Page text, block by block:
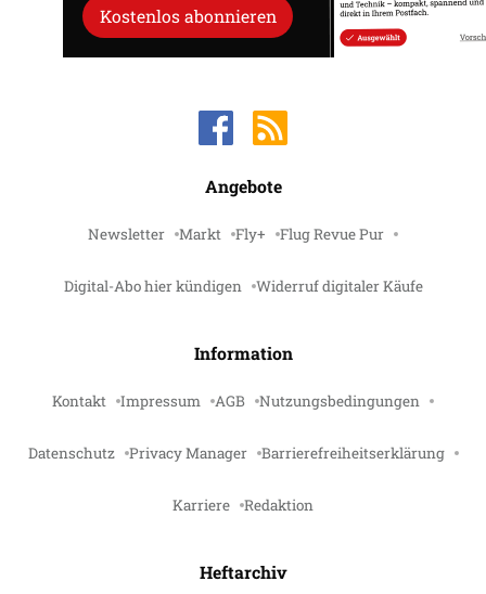
Kostenlos abonnieren
Angebote
Newsletter Markt Fly+ Flug Revue Pur
Digital-Abo hier kündigen Widerruf digitaler Käufe
Information
Kontakt Impressum AGB Nutzungsbedingungen
Datenschutz Privacy Manager Barrierefreiheitserklärung
Karriere Redaktion
Heftarchiv